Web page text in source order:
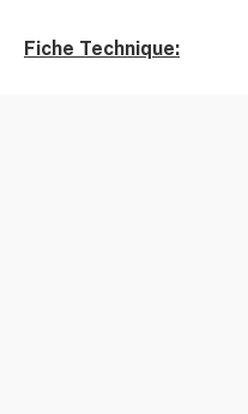
Fiche Technique: